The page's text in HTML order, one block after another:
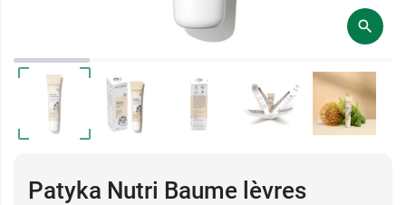
Patyka Nutri Baume lèvres